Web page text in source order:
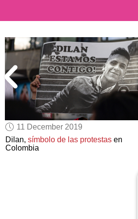
11 December 2019
Dilan,símbolo de las protestas en
Colombia